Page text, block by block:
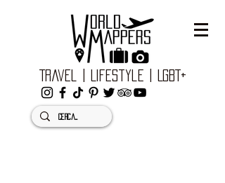
Travel | Lifestyle | LGBT+